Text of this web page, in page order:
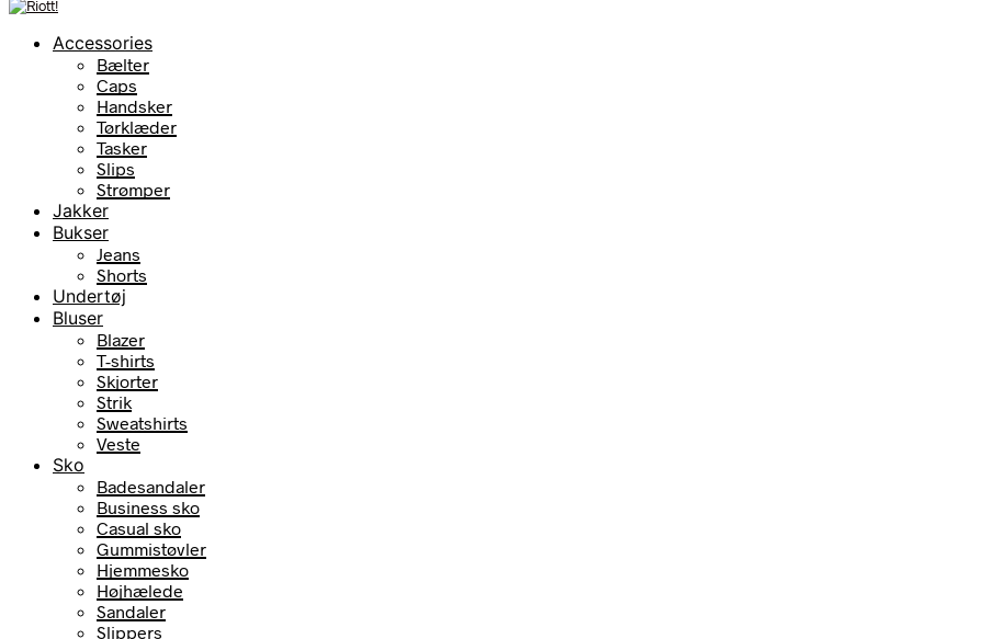
Accessories
Bælter
Caps
Handsker
Tørklæder
Tasker
Slips
Strømper
Jakker
Bukser
Jeans
Shorts
Undertøj
Bluser
Blazer
T-shirts
Skjorter
Strik
Sweatshirts
Veste
Sko
Badesandaler
Business sko
Casual sko
Gummistøvler
Hjemmesko
Højhælede
Sandaler
Slippers